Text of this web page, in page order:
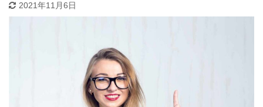
2021年11月6日